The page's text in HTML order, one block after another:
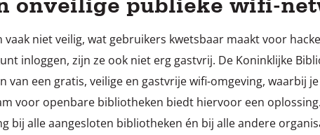
vaak niet veilig, wat gebruikers kwetsbaar maakt voor
inloggen, zijn ze ook niet erg gastvrij. De Koninklijke
van een gratis, veilige en gastvrije wifi-omgeving, waarbij
voor openbare bibliotheken biedt hiervoor een
bij alle aangesloten bibliotheken én bij alle andere